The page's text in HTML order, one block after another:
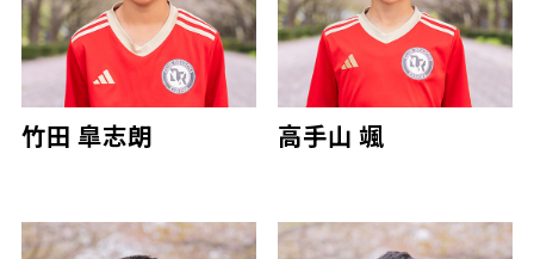
竹田 皐志朗 高手山 颯